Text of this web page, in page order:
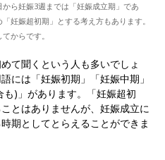
から妊娠3週までは「妊娠成立期」であ
妊娠超初期」とする考え方もあります。
からです。
て聞くという人も多いでしょ
には「妊娠初期」「妊娠中期」
も)」があります。「妊娠超初
とはありませんが、妊娠成立に
期としてとらえることができま